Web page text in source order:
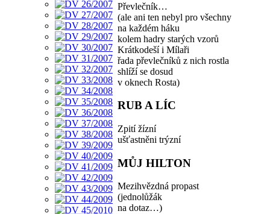
Převlečník…
(ale ani ten nebyl pro všechny
na každém háku
kolem hadry starých vzorů
Krátkodeší i Mílaři
řada převlečníků z nich rostla
shlíží se dosud
v oknech Rosta)
RUB A LÍC
Zpití žízní
ušťastněni trýzní
MŮJ HILTON
Mezihvězdná propast
(jednolůžák
na dotaz…)